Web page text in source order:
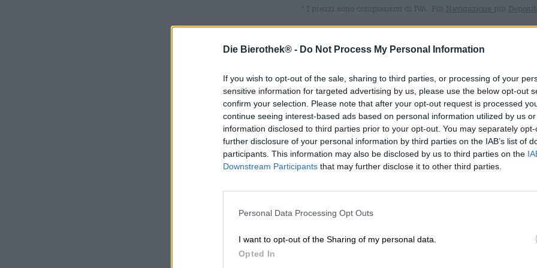
Die Bierothek® - Do Not Process My Personal Information
If you wish to opt-out of the sale, sharing to third parties, or processing of your
sensitive information for targeted advertising by us, please use the below opt-out
confirm your selection. Please note that after your opt-out request is processed
continue seeing interest-based ads based on personal information utilized by us
information disclosed to third parties prior to your opt-out. You may separately
further disclosure of your personal information by third parties on the IAB’s list of
participants. This information may also be disclosed by us to third parties on the
Downstream Participants that may further disclose it to other third parties.
Personal Data Processing Opt Outs
I want to opt-out of the Sharing of my personal data.
Opted In
* I prezzi sono comprensivi di IVA. Più Navigazione più
Descrizione Informazioni Recensioni
Anche se non riusciamo a pensare ad una situazione
tantissime occasioni in cui una birra sarebbe buona
tormenta anche quando devi guidare, sei incinta o ti
sempre più birrifici che affrontano questo problema e
tradizionale.
Il marchio berlinese BRLO ha nella sua gamma anche
La Pale Ale è stata prodotta con tre diverse varietà di
situazione.
Naked scorre nel bicchiere in una tonalità oro torbida e
brunita. Quando viene versata nel bicchiere, la birra
di agrumi piccanti, erbe verdi speziate e malto
Bavaria, Citra e Lemondrop danno già un’eccellente
riflette nel gusto: meravigliosamente fresco e succoso,